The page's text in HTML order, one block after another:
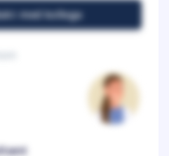
med kollega